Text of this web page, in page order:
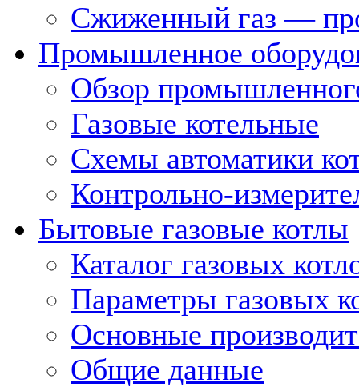
Сжиженный газ —
Промышленное
Обзор
Газовые котельные
Схемы автоматики
Контрольно-
Бытовые газовые котлы
Каталог газовых
Параметры газовых
Основные
Общие данные